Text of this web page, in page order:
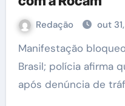
Redação out
Manifestação bloqueou trecho da Avenida
Brasil; polícia afirma
após denúncia de